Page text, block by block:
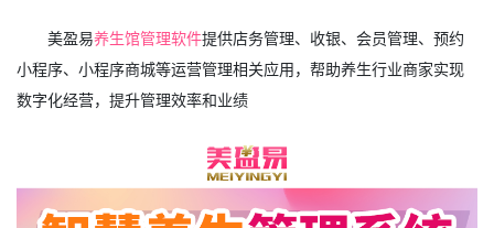
美盈易养生馆管理软件提供店务管理、收银、会员管理、预约
小程序、小程序商城等运营管理相关应用，帮助养生行业商家实现
数字化经营，提升管理效率和业绩